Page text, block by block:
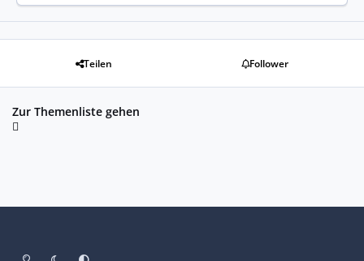
Teilen Follower
Zur Themenliste gehen
Heller ModusDunkler Modus
Systemeinstellung